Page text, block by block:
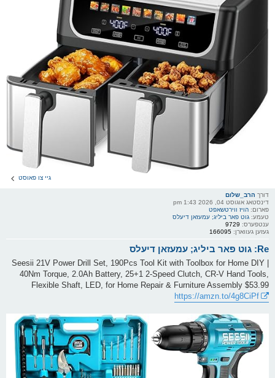
גיי צו פאוסט
דורך הרב_שלום
דינסטאג אוגוסט 04, 2026 1:43 pm
פארום: הויז ווירטשאפט
טעמע: גוט פאר ביליג; עמעזאן דיעלס
ענטפערס: 9729
געזען געווארן: 166095
Re: גוט פאר ביליג; עמעזאן דיעלס
Seesii 21V Power Drill Set, 190Pcs Tool Kit with Toolbox for Home DIY |
40Nm Torque, 2.0Ah Battery, 25+1 2-Speed Clutch, CR-V Hand Tools,
Flexible Shaft, LED, for Home Repair & Furniture Assembly $53.99
https://amzn.to/4g8CiPf